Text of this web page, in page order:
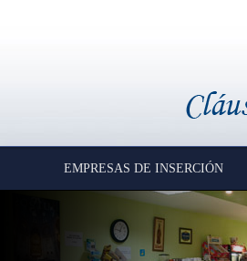
EMPRESAS DE INSERCIÓN